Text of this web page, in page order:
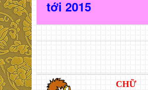
tới 2015
CHỮ